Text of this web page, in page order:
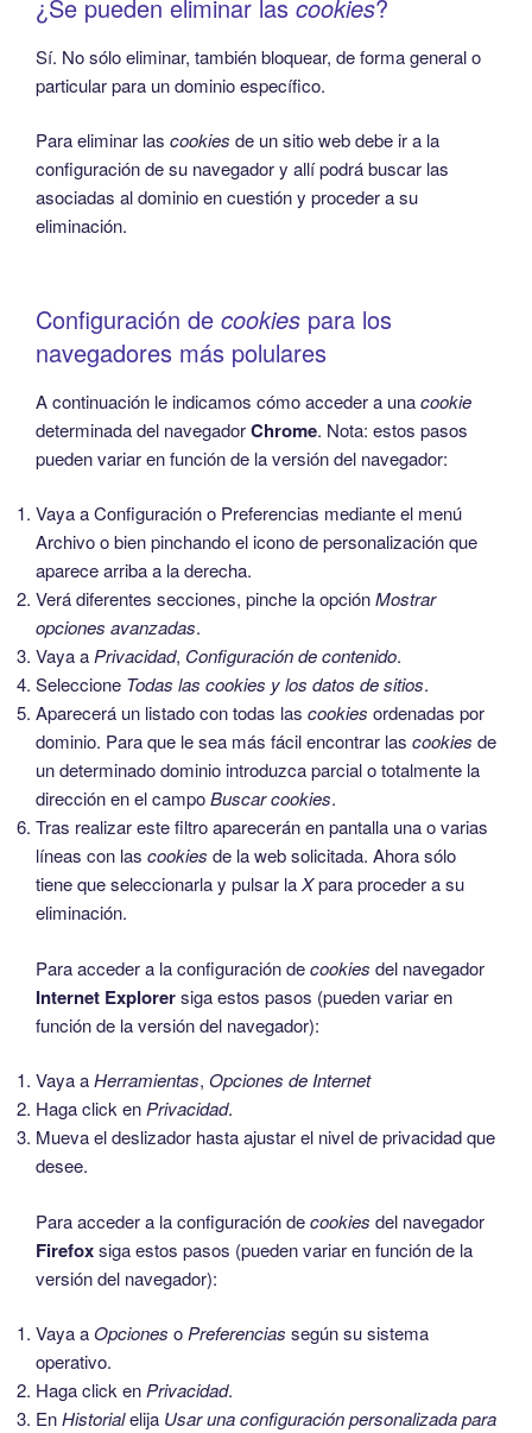
¿Se pueden eliminar las cookies?
Sí. No sólo eliminar, también bloquear, de forma general o
particular para un dominio específico.
Para eliminar las cookies de un sitio web debe ir a la
configuración de su navegador y allí podrá buscar las
asociadas al dominio en cuestión y proceder a su
eliminación.
Configuración de cookies para los
navegadores más polulares
A continuación le indicamos cómo acceder a unacookie
determinada del navegadorChrome. Nota: estos pasos
pueden variar en función de la versión del navegador:
Vaya a Configuración o Preferencias mediante el menú
Archivo o bien pinchando el icono de personalización que
aparece arriba a la derecha.
Verá diferentes secciones, pinche la opciónMostrar
opciones avanzadas.
Vaya a Privacidad, Configuración de contenido.
Seleccione Todas las cookies y los datos de sitios.
Aparecerá un listado con todas las cookies ordenadas por
dominio. Para que le sea más fácil encontrar las cookies de
un determinado dominio introduzca parcial o totalmente la
dirección en el campoBuscar cookies.
Tras realizar este filtro aparecerán en pantalla una o varias
líneas con las cookies de la web solicitada. Ahora sólo
tiene que seleccionarla y pulsar laXpara proceder a su
eliminación.
Para acceder a la configuración decookies del navegador
Internet Explorersiga estos pasos (pueden variar en
función de la versión del navegador):
Vaya aHerramientas, Opciones de Internet
Haga click en Privacidad.
Mueva el deslizador hasta ajustar el nivel de privacidad que
desee.
Para acceder a la configuración decookies del navegador
Firefoxsiga estos pasos (pueden variar en función de la
versión del navegador):
Vaya aOpciones o Preferencias según su sistema
operativo.
Haga click en Privacidad.
EnHistorialelija Usar una configuración personalizada para